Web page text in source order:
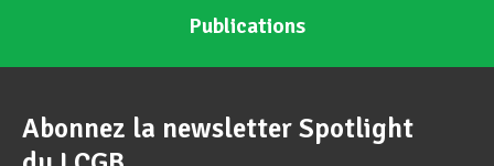
Publications
Abonnez la newsletter Spotlight